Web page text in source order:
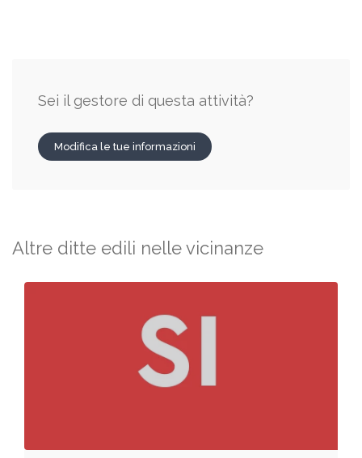
Sei il gestore di questa attività?
Modifica le tue informazioni
Altre ditte edili nelle vicinanze